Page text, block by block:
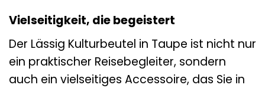
Vielseitigkeit, die begeistert
Der Lässig Kulturbeutel in Taupe ist nicht nur
ein praktischer Reisebegleiter, sondern
auch ein vielseitiges Accessoire, das Sie in